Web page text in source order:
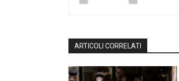
ARTICOLI CORRELATI